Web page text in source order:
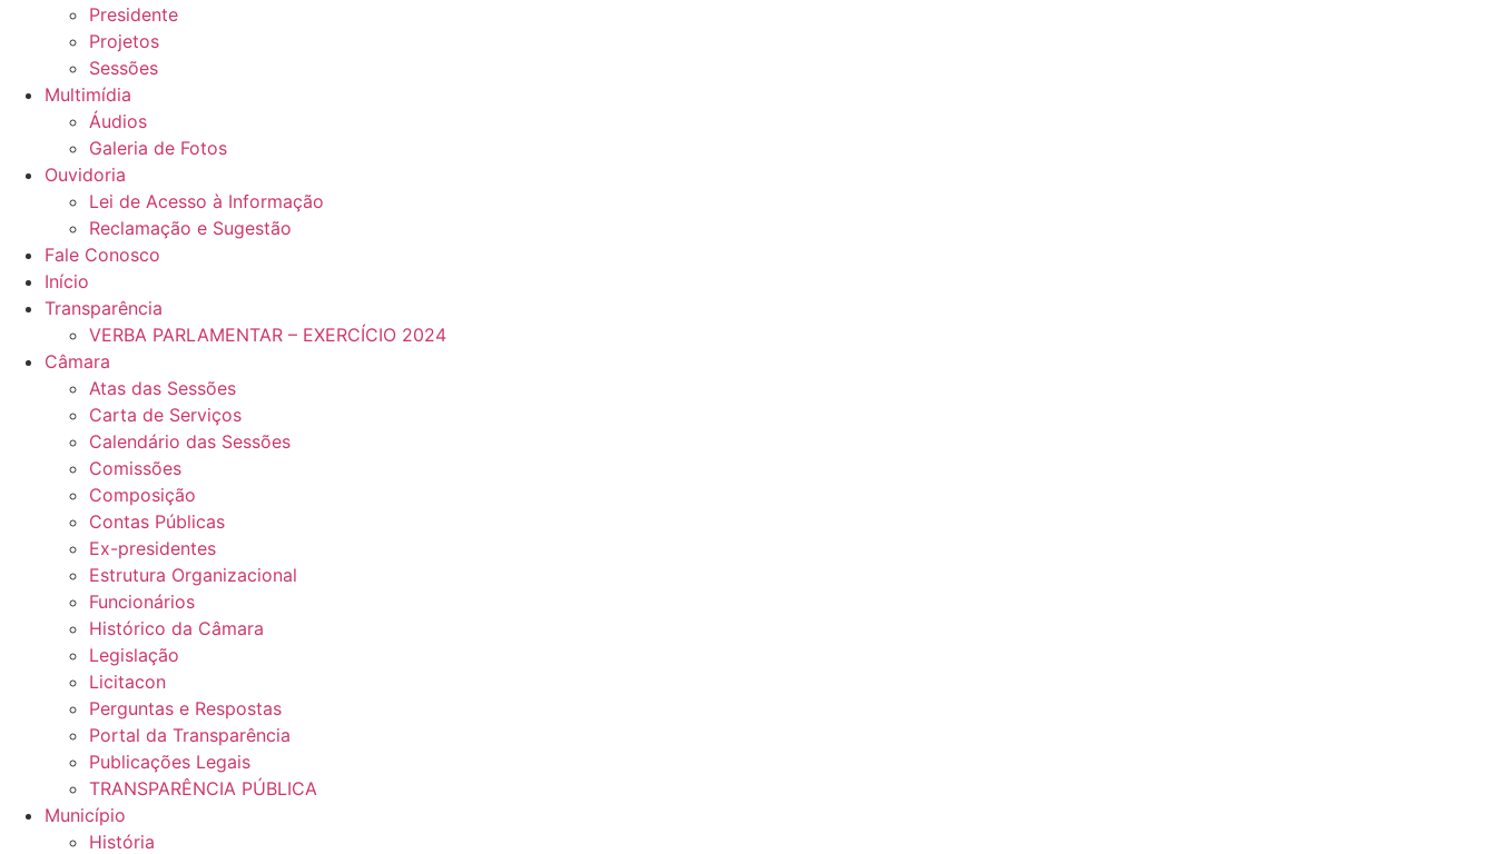
Presidente
Projetos
Sessões
Multimídia
Áudios
Galeria de Fotos
Ouvidoria
Lei de Acesso à Informação
Reclamação e Sugestão
Fale Conosco
Início
Transparência
VERBA PARLAMENTAR – EXERCÍCIO 2024
Câmara
Atas das Sessões
Carta de Serviços
Calendário das Sessões
Comissões
Composição
Contas Públicas
Ex-presidentes
Estrutura Organizacional
Funcionários
Histórico da Câmara
Legislação
Licitacon
Perguntas e Respostas
Portal da Transparência
Publicações Legais
TRANSPARÊNCIA PÚBLICA
Município
História